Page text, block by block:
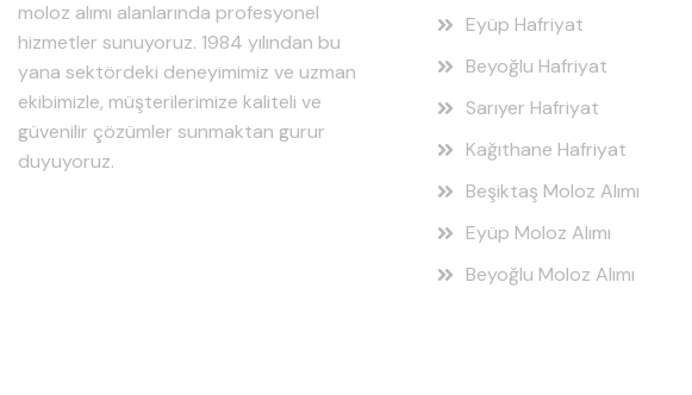
moloz alımı alanlarında profesyonel
hizmetler sunuyoruz. 1984 yılından bu
yana sektördeki deneyimimiz ve uzman
ekibimizle, müşterilerimize kaliteli ve
güvenilir çözümler sunmaktan gurur
duyuyoruz.
Eyüp Hafriyat
Beyoğlu Hafriyat
Sarıyer Hafriyat
Kağıthane Hafriyat
Beşiktaş Moloz Alımı
Eyüp Moloz Alımı
Beyoğlu Moloz Alımı